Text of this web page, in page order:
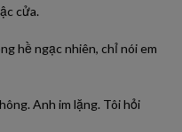
cửa.
hề ngạc nhiên, chỉ nói em
Anh im lặng. Tôi hỏi